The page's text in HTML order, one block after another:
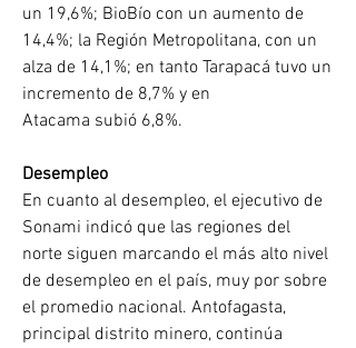
un 19,6%; BioBío con un aumento de
14,4%; la Región Metropolitana, con un
alza de 14,1%; en tanto Tarapacá tuvo un
incremento de 8,7% y en
Atacama subió 6,8%.
Desempleo
En cuanto al desempleo, el ejecutivo de
Sonami indicó que las regiones del
norte siguen marcando el más alto nivel
de desempleo en el país, muy por sobre
el promedio nacional. Antofagasta,
principal distrito minero, continúa